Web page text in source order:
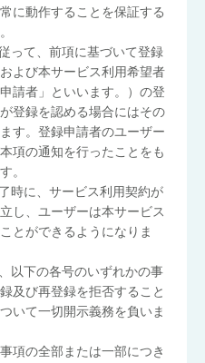
に動作することを保証する
って、前項に基づいて登録
よび本サービス利用希望者
請者」といいます。）の登
登録を認める場合にはその
す。登録申請者のユーザー
項の通知を行ったことをも
。
時に、サービス利用契約が
し、ユーザーは本サービス
とができるようになりま
以下の各号のいずれかの事
及び再登録を拒否すること
いて一切開示義務を負いま
項の全部または一部につき